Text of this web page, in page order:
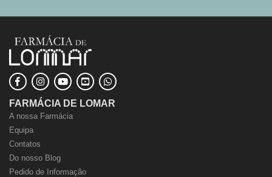
FARMÁCIA DE LOMAR
A nossa Farmácia
Equipa
Contatos
Do nosso Blog
Pedido de Informação